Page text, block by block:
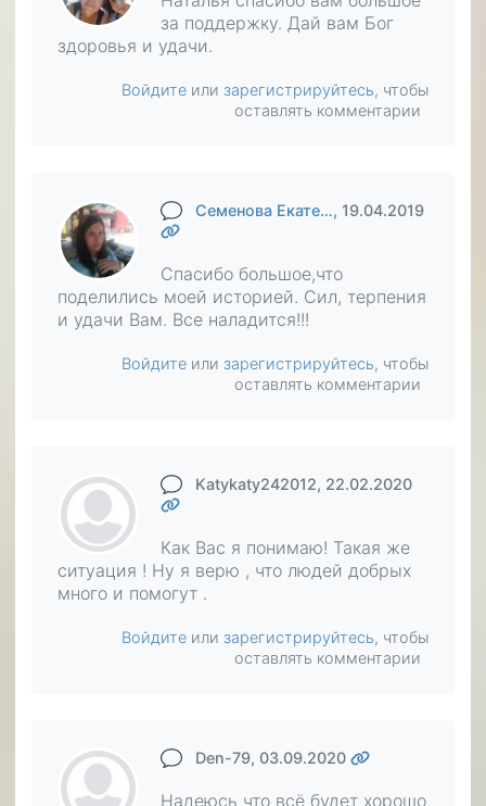
за поддержку. Дай вам Бог
здоровья и удачи.
Войдите или зарегистрируйтесь, чтобы
оставлять комментарии
Семенова Екате…, 19.04.2019
Спасибо большое,что
поделились моей историей. Сил, терпения
и удачи Вам. Все наладится!!!
Войдите или зарегистрируйтесь, чтобы
оставлять комментарии
Katykaty242012, 22.02.2020
Как Вас я понимаю! Такая же
ситуация ! Ну я верю , что людей добрых
много и помогут .
Войдите или зарегистрируйтесь, чтобы
оставлять комментарии
Den-79, 03.09.2020
Надеюсь что всё будет хорошо